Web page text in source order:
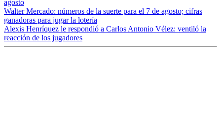
agosto
Walter Mercado: números de la suerte para el 7 de agosto; cifras
ganadoras para jugar la lotería
Alexis Henríquez le respondió a Carlos Antonio Vélez: ventiló la
reacción de los jugadores